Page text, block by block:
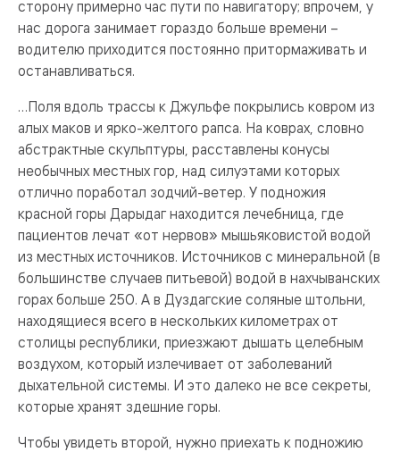
сторону примерно час пути по навигатору; впрочем, у
нас дорога занимает гораздо больше времени –
водителю приходится постоянно притормаживать и
останавливаться.
…Поля вдоль трассы к Джульфе покрылись ковром из
алых маков и ярко-желтого рапса. На коврах, словно
абстрактные скульптуры, расставлены конусы
необычных местных гор, над силуэтами которых
отлично поработал зодчий-ветер. У подножия
красной горы Дарыдаг находится лечебница, где
пациентов лечат «от нервов» мышьяковистой водой
из местных источников. Источников с минеральной (в
большинстве случаев питьевой) водой в нахчыванских
горах больше 250. А в Дуздагские соляные штольни,
находящиеся всего в нескольких километрах от
столицы республики, приезжают дышать целебным
воздухом, который излечивает от заболеваний
дыхательной системы. И это далеко не все секреты,
которые хранят здешние горы.
Чтобы увидеть второй, нужно приехать к подножию